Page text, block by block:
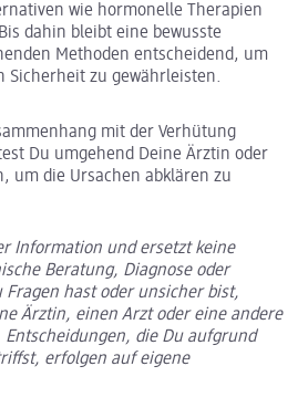
wie hormonelle Therapien
dahin bleibt eine bewusste
Methoden entscheidend, um
Sicherheit zu gewährleisten.
mit der Verhütung
Du umgehend Deine Ärztin oder
um die Ursachen abklären zu
Information und ersetzt keine
Beratung, Diagnose oder
Fragen hast oder unsicher bist,
Ärztin, einen Arzt oder eine andere
die Du aufgrund
erfolgen auf eigene